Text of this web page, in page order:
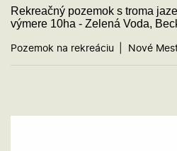
Rekreačný pozemok s troma
výmere 10ha - Zelená Voda,
Pozemok na rekreáciu
Nové